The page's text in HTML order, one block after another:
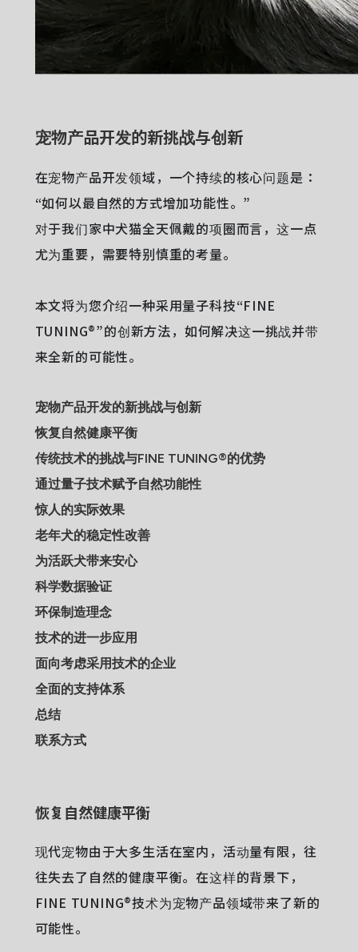
宠物产品开发的新挑战与创新
在宠物产品开发领域，一个持续的核心问题是：
“如何以最自然的方式增加功能性。”
对于我们家中犬猫全天佩戴的项圈而言，这一点
尤为重要，需要特别慎重的考量。
本文将为您介绍一种采用量子科技“FINE
TUNING®”的创新方法，如何解决这一挑战并带
来全新的可能性。
宠物产品开发的新挑战与创新
恢复自然健康平衡
传统技术的挑战与FINE TUNING®的优势
通过量子技术赋予自然功能性
惊人的实际效果
老年犬的稳定性改善
为活跃犬带来安心
科学数据验证
环保制造理念
技术的进一步应用
面向考虑采用技术的企业
全面的支持体系
总结
联系方式
恢复自然健康平衡
现代宠物由于大多生活在室内，活动量有限，往
往失去了自然的健康平衡。在这样的背景下，
FINE TUNING®技术为宠物产品领域带来了新的
可能性。